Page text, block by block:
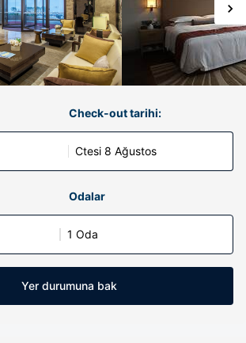
Check-out tarihi:
Ctesi 8 Ağustos
Odalar
1 Oda
Yer durumuna bak